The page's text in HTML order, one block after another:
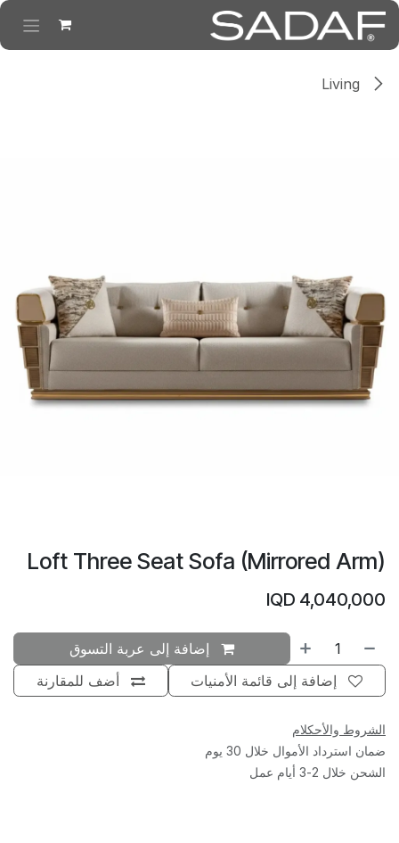
تخطي للذهاب إلى المحتوى
Loft Three Seat Sofa (Mirrored Arm)
4,040,000
إضافة إلى عربة التسوق
أضف للمقارنة
إضافة إلى قائمة الأمنيات
الشروط والأحكلام
ضمان استرداد الأموال خلال 30 يوم
الشحن خلال 2-3 أيام عمل